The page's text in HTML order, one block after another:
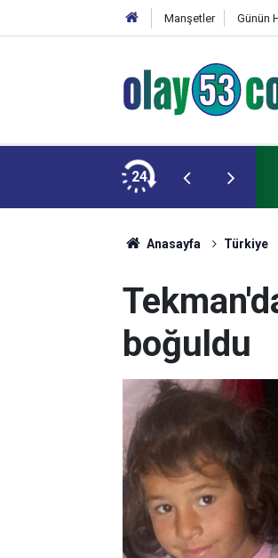
Manşetler Günün
24
gözüne bakamayacağımız işlerin içinde
Anasayfa Türkiye
boğuldu